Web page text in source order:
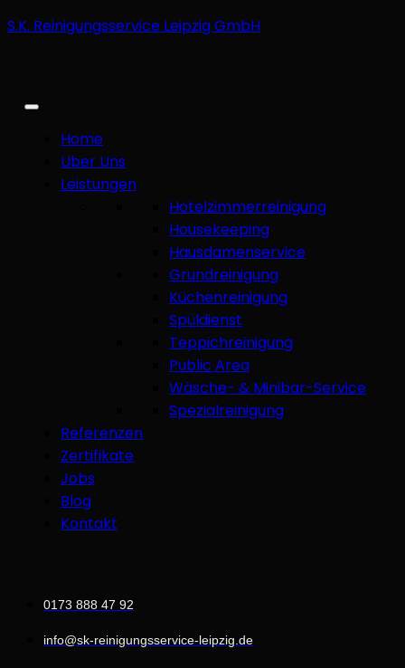
S.K. Reinigungsservice Leipzig GmbH
Home
Über Uns
Leistungen
Hotelzimmerreinigung
Housekeeping
Hausdamenservice
Grundreinigung
Küchenreinigung
Spüldienst
Teppichreinigung
Public Area
Wäsche- & Minibar-Service
Spezialreinigung
Referenzen
Zertifikate
Jobs
Blog
Kontakt
0173 888 47 92
info@sk-reinigungsservice-leipzig.de